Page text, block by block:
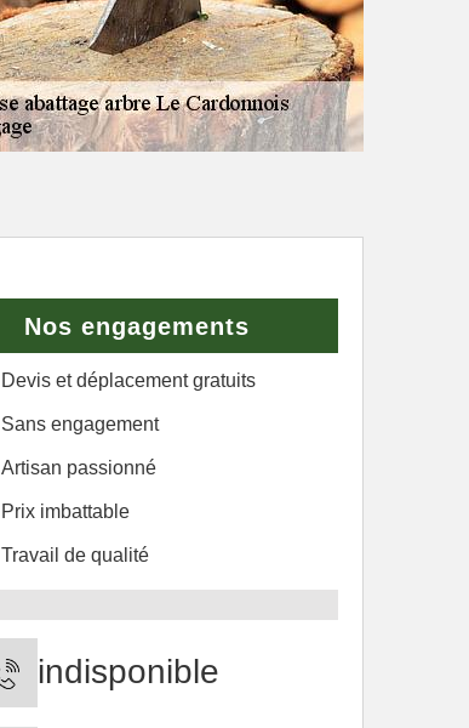
Nos engagements
Devis et déplacement gratuits
Sans engagement
Artisan passionné
Prix imbattable
Travail de qualité
indisponible